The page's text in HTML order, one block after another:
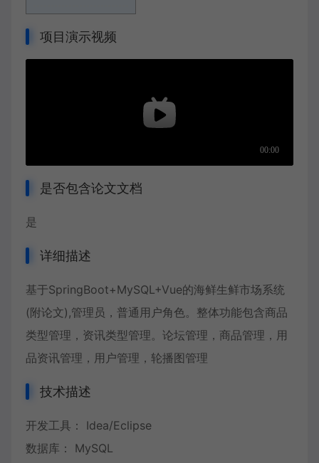
项目演示视频
是否包含论文文档
是
详细描述
基于SpringBoot+MySQL+Vue的海鲜生鲜市场系统
(附论文),管理员，普通用户角色。整体功能包含商品
类型管理，资讯类型管理。论坛管理，商品管理，用
品资讯管理，用户管理，轮播图管理
技术描述
开发工具： Idea/Eclipse
数据库： MySQL